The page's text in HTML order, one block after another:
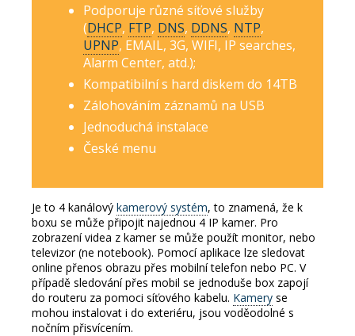
Podporuje různé síťové služby
(DHCP, FTP, DNS, DDNS, NTP,
UPNP, EMAIL, 3G, WIFI, IP searches,
Alarm Center, atd.);
Kompatibilní s hard diskem do 14TB
Zálohováním záznamů na USB
Jednoduchá instalace
České menu
Je to 4 kanálový kamerový systém, to znamená, že k
boxu se může připojit najednou 4 IP kamer. Pro
zobrazení videa z kamer se může použít monitor, nebo
televizor (ne notebook). Pomocí aplikace lze sledovat
online přenos obrazu přes mobilní telefon nebo PC. V
případě sledování přes mobil se jednoduše box zapojí
do routeru za pomoci síťového kabelu. Kamery se
mohou instalovat i do exteriéru, jsou voděodolné s
nočním přisvícením.